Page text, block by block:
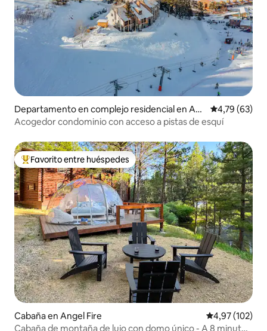
Departamento en complejo residencial en An
gel Fire
Calificación
4,79 (63)
Acogedor condominio con acceso a pistas de esquí
Favorito entre los huéspedes más destacados
Favorito entre huéspedes
Cabaña en Angel Fire Calificación
4,97 (102)
Cabaña de montaña de lujo con domo único - A 8 minutos